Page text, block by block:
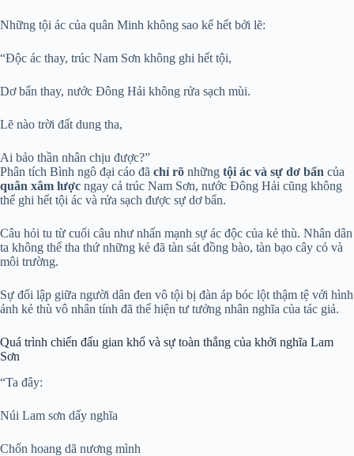
Những tội ác của quân Minh không sao kể hết bởi lẽ:
“Độc ác thay, trúc Nam Sơn không ghi hết tội,
Dơ bẩn thay, nước Đông Hải không rửa sạch mùi.
Lẽ nào trời đất dung tha,
Ai bảo thần nhân chịu được?”
Phân tích Bình ngô đại cáo đã chỉ rõ những tội ác và sự dơ bẩn của
quân xâm lược ngay cả trúc Nam Sơn, nước Đông Hải cũng không
thể ghi hết tội ác và rửa sạch được sự dơ bẩn.
Câu hỏi tu từ cuối câu như nhấn mạnh sự ác độc của kẻ thù. Nhân dân
ta không thể tha thứ những kẻ đã tàn sát đồng bào, tàn bạo cây cỏ và
môi trường.
Sự đối lập giữa người dân đen vô tội bị đàn áp bóc lột thậm tệ với hình
ảnh kẻ thù vô nhân tính đã thể hiện tư tưởng nhân nghĩa của tác giả.
Quá trình chiến đấu gian khổ và sự toàn thắng của khởi nghĩa Lam
Sơn
“Ta đây:
Núi Lam sơn dấy nghĩa
Chốn hoang dã nương mình